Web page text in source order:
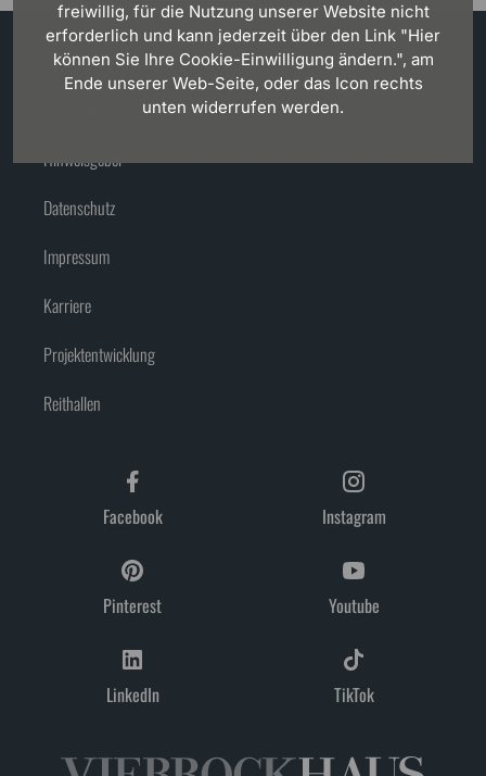
freiwillig, für die Nutzung unserer Website nicht
erforderlich und kann jederzeit über den Link "Hier
können Sie Ihre Cookie-Einwilligung ändern.", am
Ende unserer Web-Seite, oder das Icon rechts
unten widerrufen werden.
Über Viebrockhaus
Hinweisgeber
Datenschutz
Impressum
Karriere
Projektentwicklung
Reithallen
Facebook Instagram
Pinterest Youtube
LinkedIn TikTok